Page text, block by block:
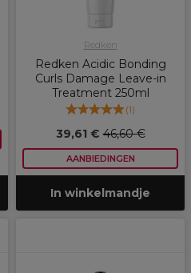
Redken
Redken Acidic Bonding
Curls Damage Leave-in
Treatment 250ml
(1)
39,61 €46,60 €
AANBIEDINGEN
In winkelmandje